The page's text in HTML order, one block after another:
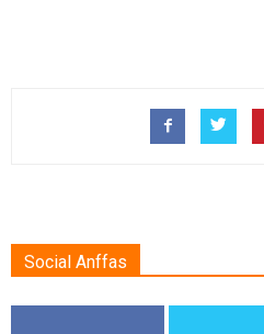
Social Anffas